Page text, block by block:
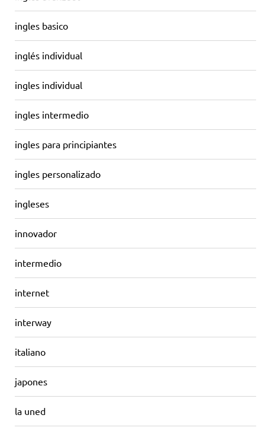
ingles basico
inglés individual
ingles individual
ingles intermedio
ingles para principiantes
ingles personalizado
ingleses
innovador
intermedio
internet
interway
italiano
japones
la uned